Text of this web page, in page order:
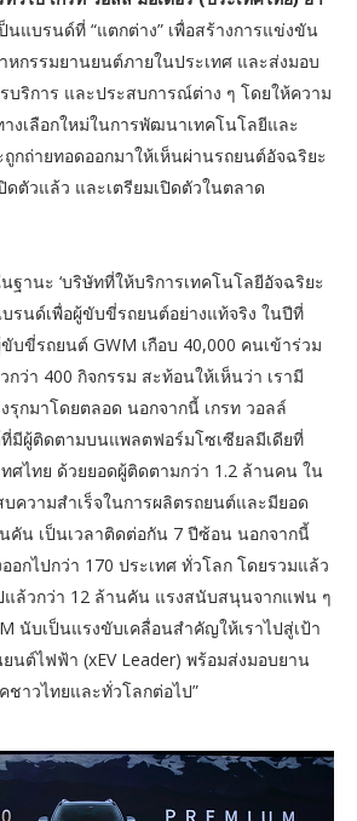
นแบรนด์ที่ “แตกต่าง” เพื่อสร้างการแข่งขัน
หกรรมยานยนต์ภายในประเทศ และส่งมอบ
ริการ และประสบการณ์ต่าง ๆ โดยให้ความ
งเลือกใหม่ในการพัฒนาเทคโนโลยีและ
กถ่ายทอดออกมาให้เห็นผ่านรถยนต์อัจฉริยะ
ดตัวแล้ว และเตรียมเปิดตัวในตลาด
นฐานะ ‘บริษัทที่ให้บริการเทคโนโลยีอัจฉริยะ
บรนด์เพื่อผู้ขับขี่รถยนต์อย่างแท้จริง ในปีที่
ขี่รถยนต์ GWM เกือบ 40,000 คนเข้าร่วม
กว่า 400 กิจกรรม สะท้อนให้เห็นว่า เรามี
รุกมาโดยตลอด นอกจากนี้ เกรท วอลล์
มีผู้ติดตามบนแพลตฟอร์มโซเซียลมีเดียที่
ทศไทย ด้วยยอดผู้ติดตามกว่า 1.2 ล้านคน ใน
ความสำเร็จในการผลิตรถยนต์และมียอด
คัน เป็นเวลาติดต่อกัน 7 ปีซ้อน นอกจากนี้
อกไปกว่า 170 ประเทศ ทั่วโลก โดยรวมแล้ว
แล้วกว่า 12 ล้านคัน แรงสนับสนุนจากแฟน ๆ
นับเป็นแรงขับเคลื่อนสำคัญให้เราไปสู่เป้า
นต์ไฟฟ้า (xEV Leader) พร้อมส่งมอบยาน
าวไทยและทั่วโลกต่อไป”